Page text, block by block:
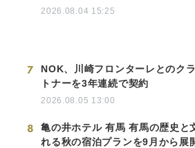
2026.08.04 15:25
7
NOK、川崎フロンターレとのク
トナーを3年連続で契約
2026.08.05 13:00
8
亀の井ホテル 有馬 有馬の歴史と
れる秋の宿泊プランを9月から展